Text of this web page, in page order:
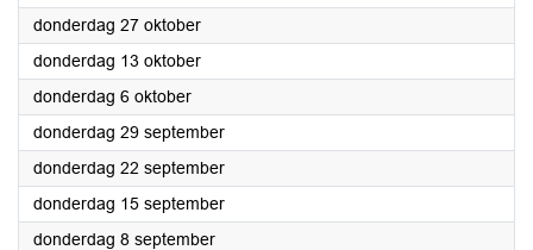
donderdag 27 oktober2022
donderdag 13 oktober2022
donderdag 6 oktober2022
donderdag 29 september2022
donderdag 22 september2022
donderdag 15 september2022
donderdag 8 september2022